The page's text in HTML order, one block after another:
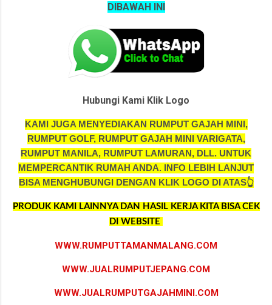
DIBAWAH INI
Hubungi Kami Klik Logo
KAMI JUGA MENYEDIAKAN RUMPUT GAJAH MINI,
RUMPUT GOLF, RUMPUT GAJAH MINI VARIGATA,
RUMPUT MANILA, RUMPUT LAMURAN, DLL. UNTUK
MEMPERCANTIK RUMAH ANDA. INFO LEBIH LANJUT
BISA MENGHUBUNGI DENGAN KLIK LOGO DI ATAS👆
PRODUK KAMI LAINNYA DAN HASIL KERJA KITA BISA CEK
DI WEBSITE
WWW.RUMPUTTAMANMALANG.COM
WWW.JUALRUMPUTJEPANG.COM
WWW.JUALRUMPUTGAJAHMINI.COM